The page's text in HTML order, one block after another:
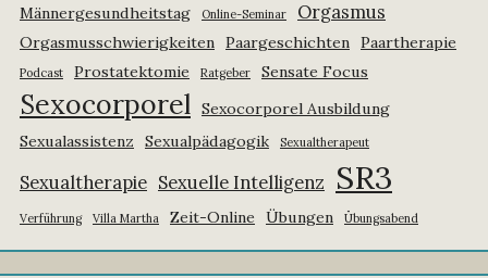
Männergesundheitstag Online-Seminar Orgasmus
Orgasmusschwierigkeiten Paargeschichten Paartherapie
Podcast Prostatektomie Ratgeber Sensate Focus
Sexocorporel Sexocorporel Ausbildung
Sexualassistenz
Sexualpädagogik Sexualtherapeut
Sexualtherapie Sexuelle Intelligenz SR3
Verführung Villa Martha Zeit-Online Übungen Übungsabend